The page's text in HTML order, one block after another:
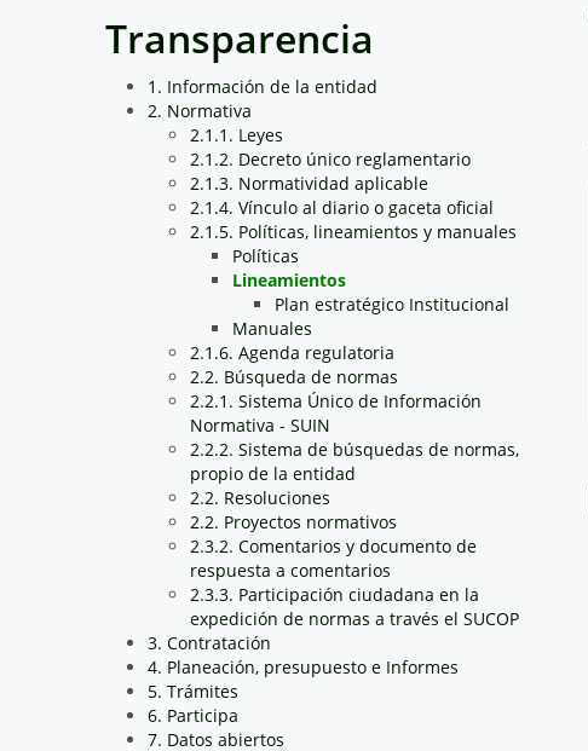
Transparencia
1. Información de la entidad
2. Normativa
2.1.1. Leyes
2.1.2. Decreto único reglamentario
2.1.3. Normatividad aplicable
2.1.4. Vínculo al diario o gaceta oficial
2.1.5. Políticas, lineamientos y manuales
Políticas
Lineamientos
Plan estratégico Institucional
Manuales
2.1.6. Agenda regulatoria
2.2. Búsqueda de normas
2.2.1. Sistema Único de Información
Normativa - SUIN
2.2.2. Sistema de búsquedas de normas,
propio de la entidad
2.2. Resoluciones
2.2. Proyectos normativos
2.3.2. Comentarios y documento de
respuesta a comentarios
2.3.3. Participación ciudadana en la
expedición de normas a través el SUCOP
3. Contratación
4. Planeación, presupuesto e Informes
5. Trámites
6. Participa
7. Datos abiertos